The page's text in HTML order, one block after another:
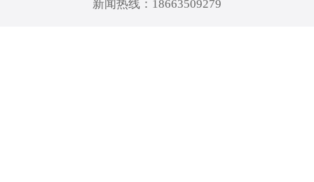
新闻热线：18663509279